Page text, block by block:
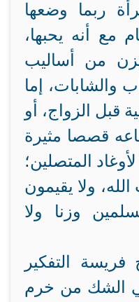
ربما وضعها
مع أنه يحبها،
من أساليب
والشابات، إما
قبل الزواج، أو
قصصا مثيرة
المتصلين؛
ولا يقيمون
وزنا ولا
فريسة التفكير
الشك من خرم